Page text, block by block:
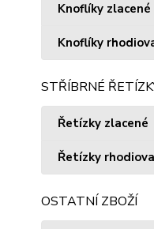
Knoflíky zlacené
Knoflíky
STŘÍBRNÉ
Řetízky zlacené
Řetízky
OSTATNÍ ZBOŽÍ